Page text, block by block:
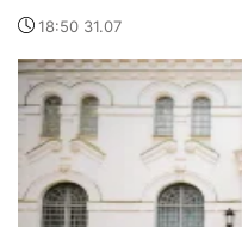
18:50 31.07